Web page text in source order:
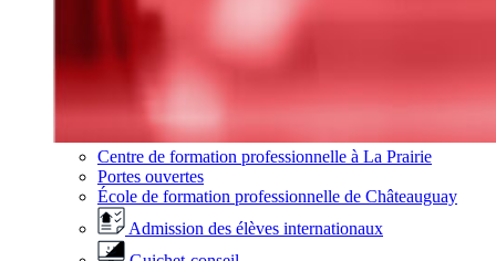
Centre de formation professionnelle à La Prairie
Portes ouvertes
École de formation professionnelle de Châteauguay
Admission des élèves internationaux